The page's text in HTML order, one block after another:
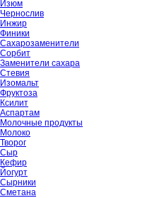
Изюм
Чернослив
Инжир
Финики
Сахарозаменители
Сорбит
Заменители сахара
Стевия
Изомальт
Фруктоза
Ксилит
Аспартам
Молочные продукты
Молоко
Творог
Сыр
Кефир
Йогурт
Сырники
Сметана